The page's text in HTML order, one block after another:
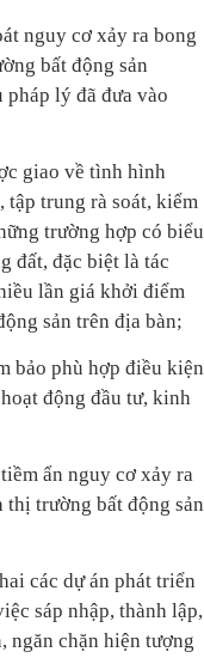
nguy cơ xảy ra bong
bất động sản
pháp lý đã đưa vào
giao về tình hình
tập trung rà soát, kiểm
trường hợp có biểu
đất, đặc biệt là tác
lần giá khởi điểm
sản trên địa bàn;
bảo phù hợp điều kiện
động đầu tư, kinh
ẩn nguy cơ xảy ra
thị trường bất động sản
các dự án phát triển
sáp nhập, thành lập,
ngăn chặn hiện tượng